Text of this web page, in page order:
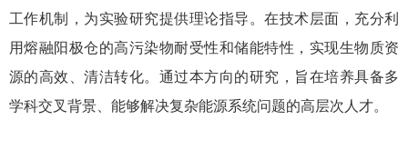
工作机制，为实验研究提供理论指导。在技术层面，充分利
用熔融阳极仓的高污染物耐受性和储能特性，实现生物质资
源的高效、清洁转化。通过本方向的研究，旨在培养具备多
学科交叉背景、能够解决复杂能源系统问题的高层次人才。